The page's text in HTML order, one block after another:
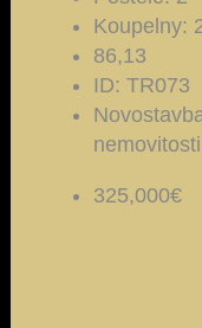
Koupelny:
86,13
ID: TR073
nemovitosti
325,000€